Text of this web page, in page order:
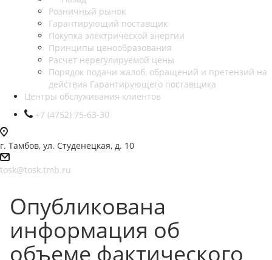
Розничный рынок
Гарантирующий поставщик
Покупка электрической энергии
Принципы ценообразования
Расчет нерегулируемой цены
Порядок подачи жалоб, обращений и претензий на
действия Гарантирующего поставщика
Центры обслуживания клиентов
+7 (4752) 75-63-30
г. Тамбов, ул. Студенецкая, д. 10
tosk@tosk.tmb.ru
Опубликована
информация об
объеме фактического